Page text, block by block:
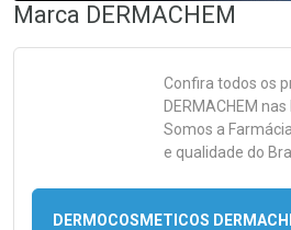
Marca DERMACHEM
Confira todos os
DERMACHEM nas
Somos a
e qualidade do
DERMOCOSMETICOS